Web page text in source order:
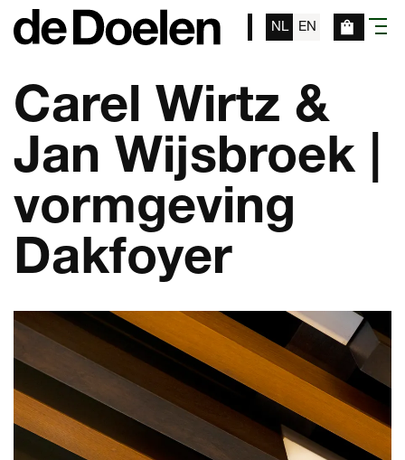
NL EN menu
Carel Wirtz &
Jan Wijsbroek |
vormgeving
Dakfoyer